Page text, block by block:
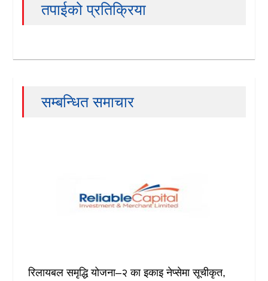
तपाईको प्रतिक्रिया
सम्बन्धित समाचार
रिलायबल समृद्धि योजना–२ का इकाइ नेप्सेमा सूचीकृत,